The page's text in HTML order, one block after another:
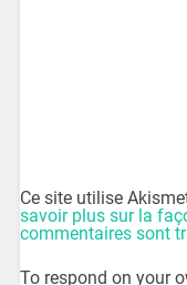
Ce site utilise
savoir plus sur la
commentaires sont
To respond on your